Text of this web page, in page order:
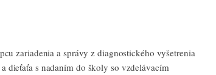
zariadenia a správy z diagnostického vyšetrenia
dieťaťa s nadaním do školy so vzdelávacím